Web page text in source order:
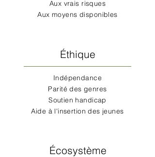
Aux vrais risques
Aux moyens disponibles
Éthique
Indépendance
Parité des genres
Soutien handicap
Aide à l'insertion des jeunes
Écosystème